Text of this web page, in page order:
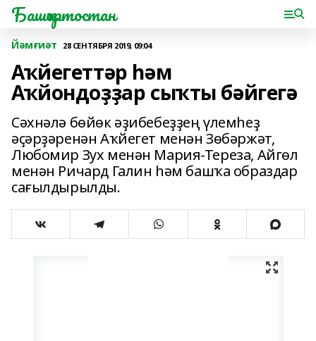
Башҡортостан
Йәмғиәт 28 СЕНТЯБРЯ 2019, 09:04
Аҡйегеттәр һәм
Аҡйондоҙҙар сыҡты бәйгегә
Сәхнәлә бөйөк әҙибебеҙҙең үлемһеҙ
әҫәрҙәренән Аҡйегет менән Зөбәржәт,
Любомир Зух менән Мария-Тереза, Айгөл
менән Ричард Галин һәм башҡа образдар
сағылдырылды.